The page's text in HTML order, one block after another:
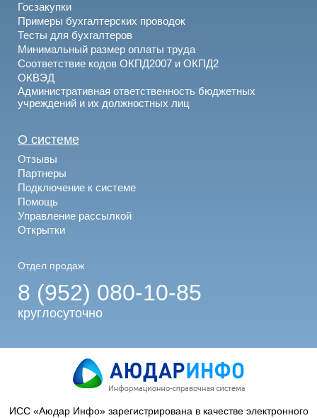
Госзакупки
Примеры бухгалтерских проводок
Тесты для бухгалтеров
Минимальный размер оплаты труда
Соответствие кодов ОКПД2007 и ОКПД2
ОКВЭД
Административная ответственность бюджетных
учреждений и их должностных лиц
О системе
Отзывы
Партнеры
Подключение к системе
Помощь
Управление рассылкой
Открытки
Отдел продаж
8 (952) 080-10-85
круглосуточно
ИСС «Аюдар Инфо» зарегистрирована в качестве электронного